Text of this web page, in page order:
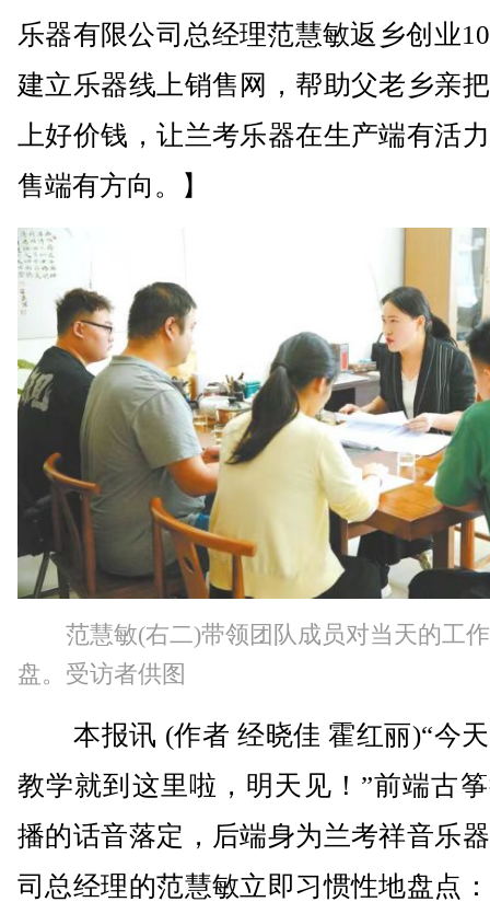
乐器有限公司总经理范慧敏返乡创业
建立乐器线上销售网，帮助父老乡亲
上好价钱，让兰考乐器在生产端有活
售端有方向。】
范慧敏(右二)带领团队成员对当天的工
盘。受访者供图
本报讯 (作者 经晓佳 霍红丽)“今
教学就到这里啦，明天见！”前端古
播的话音落定，后端身为兰考祥音乐
司总经理的范慧敏立即习惯性地盘点